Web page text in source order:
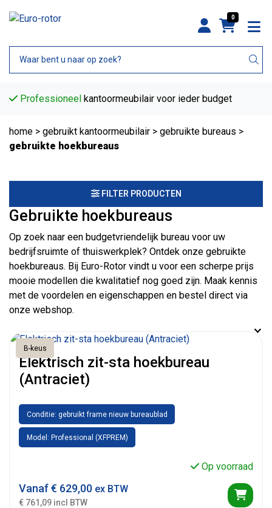
0
Professioneel kantoormeubilair voor ieder budget
home > gebruikt kantoormeubilair > gebruikte bureaus >
gebruikte hoekbureaus
FILTER PRODUCTEN
Gebruikte hoekbureaus
Op zoek naar een budgetvriendelijk bureau voor uw
bedrijfsruimte of thuiswerkplek? Ontdek onze gebruikte
hoekbureaus. Bij Euro-Rotor vindt u voor een scherpe prijs
mooie modellen die kwalitatief nog goed zijn. Maak kennis
met de voordelen en eigenschappen en bestel direct via
onze webshop.
B-keus
Elektrisch zit-sta hoekbureau
(Antraciet)
Conditie: gebruikt frame nieuw bureaublad
Model: Professional (XFPREM)
Op voorraad
Vanaf€ 629,00 ex BTW
€ 761,09 incl BTW